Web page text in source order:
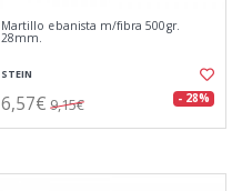
Martillo ebanista m/fibra 500gr.
28mm.
STEIN
6,57€ 9,15€ - 28%